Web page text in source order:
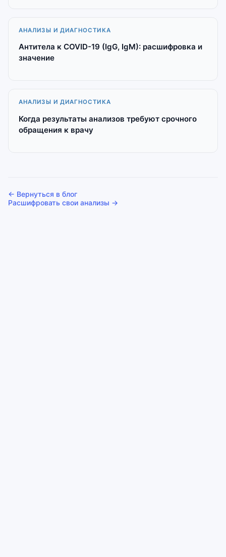
АНАЛИЗЫ И ДИАГНОСТИКА
Антитела к COVID-19 (IgG, IgM): расшифровка и
значение
АНАЛИЗЫ И ДИАГНОСТИКА
Когда результаты анализов требуют срочного
обращения к врачу
← Вернуться в блог
Расшифровать свои анализы →